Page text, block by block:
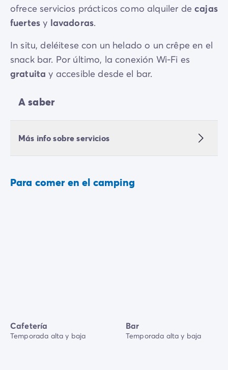
ofrece servicios prácticos como alquiler decajas
fuertes y lavadoras.
In situ, deléitese con un helado o un crêpe en el
snack bar. Por último, la conexión Wi-Fi es
gratuita y accesible desde el bar.
A saber
Más info sobre servicios
Para comer en el camping
Cafetería
Temporada alta y baja
Bar
Temporada alta y baja